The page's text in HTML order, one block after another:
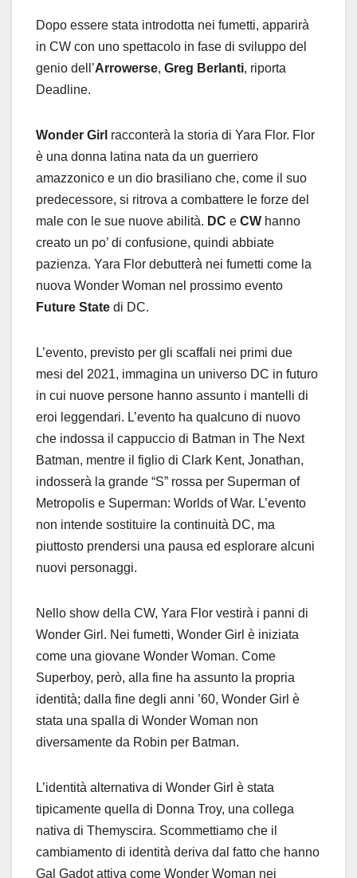
Dopo essere stata introdotta nei fumetti, apparirà
in CW con uno spettacolo in fase di sviluppo del
genio dell’Arrowerse, Greg Berlanti, riporta
Deadline.
Wonder Girl racconterà la storia di Yara Flor. Flor
è una donna latina nata da un guerriero
amazzonico e un dio brasiliano che, come il suo
predecessore, si ritrova a combattere le forze del
male con le sue nuove abilità. DC e CW hanno
creato un po’ di confusione, quindi abbiate
pazienza. Yara Flor debutterà nei fumetti come la
nuova Wonder Woman nel prossimo evento
Future State di DC.
L’evento, previsto per gli scaffali nei primi due
mesi del 2021, immagina un universo DC in futuro
in cui nuove persone hanno assunto i mantelli di
eroi leggendari. L’evento ha qualcuno di nuovo
che indossa il cappuccio di Batman in The Next
Batman, mentre il figlio di Clark Kent, Jonathan,
indosserà la grande “S” rossa per Superman of
Metropolis e Superman: Worlds of War. L’evento
non intende sostituire la continuità DC, ma
piuttosto prendersi una pausa ed esplorare alcuni
nuovi personaggi.
Nello show della CW, Yara Flor vestirà i panni di
Wonder Girl. Nei fumetti, Wonder Girl è iniziata
come una giovane Wonder Woman. Come
Superboy, però, alla fine ha assunto la propria
identità; dalla fine degli anni ’60, Wonder Girl è
stata una spalla di Wonder Woman non
diversamente da Robin per Batman.
L’identità alternativa di Wonder Girl è stata
tipicamente quella di Donna Troy, una collega
nativa di Themyscira. Scommettiamo che il
cambiamento di identità deriva dal fatto che hanno
Gal Gadot attiva come Wonder Woman nei